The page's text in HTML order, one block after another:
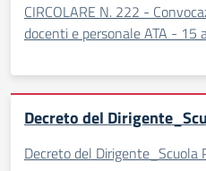
CIRCOLARE N. 222 -
docenti e personale ATA - 15
Decreto del
Decreto del